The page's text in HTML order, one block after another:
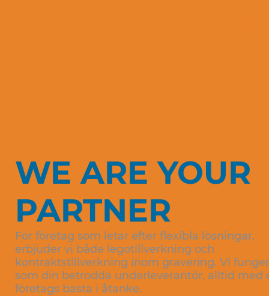
WE ARE YOUR
PARTNER
För företag som letar efter flexibla lösningar,
erbjuder vi både legotillverkning och
kontraktstillverkning inom gravering. Vi
som din betrodda underleverantör, alltid med
företags bästa i åtanke.